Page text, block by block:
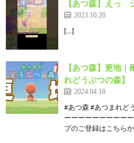
【あつ森】えっ
2023.10.20
[…]
【あつ森】更地
れどうぶつの森】
2024.04.18
#あつ森 #あつまれど
ーーーーーーーーー
プのご登録はこちら